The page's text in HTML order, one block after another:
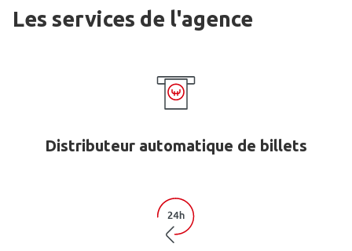
Les services de l'agence
Distributeur automatique de billets